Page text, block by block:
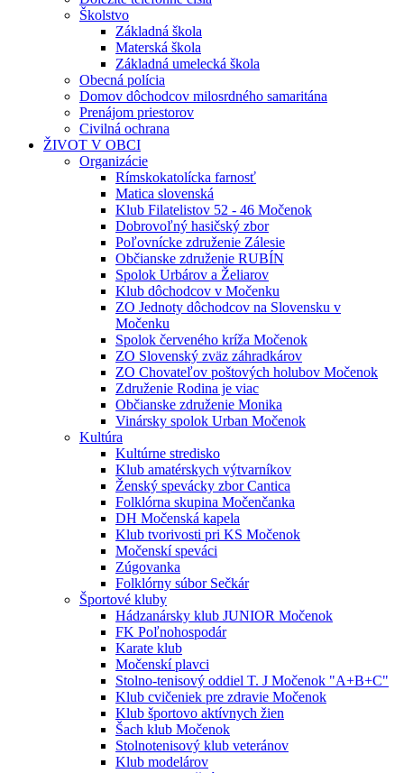
Školstvo
Základná škola
Materská škola
Základná umelecká škola
Obecná polícia
Domov dôchodcov milosrdného samaritána
Prenájom priestorov
Civilná ochrana
ŽIVOT V OBCI
Organizácie
Rímskokatolícka farnosť
Matica slovenská
Klub Filatelistov 52 - 46 Močenok
Dobrovoľný hasičský zbor
Poľovnícke združenie Zálesie
Občianske združenie RUBÍN
Spolok Urbárov a Želiarov
Klub dôchodcov v Močenku
ZO Jednoty dôchodcov na Slovensku v
Močenku
Spolok červeného kríža Močenok
ZO Slovenský zväz záhradkárov
ZO Chovateľov poštových holubov Močenok
Združenie Rodina je viac
Občianske združenie Monika
Vinársky spolok Urban Močenok
Kultúra
Kultúrne stredisko
Klub amatérskych výtvarníkov
Ženský spevácky zbor Cantica
Folklórna skupina Močenčanka
DH Močenská kapela
Klub tvorivosti pri KS Močenok
Močenskí speváci
Zúgovanka
Folklórny súbor Sečkár
Športové kluby
Hádzanársky klub JUNIOR Močenok
FK Poľnohospodár
Karate klub
Močenskí plavci
Stolno-tenisový oddiel T. J Močenok "A+B+C"
Klub cvičeniek pre zdravie Močenok
Klub športovo aktívnych žien
Šach klub Močenok
Stolnotenisový klub veteránov
Klub modelárov